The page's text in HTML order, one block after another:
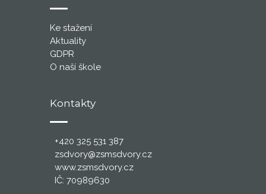
Ke stažení
Aktuality
GDPR
O naší škole
Kontakty
+420 325 531 387
zsdvory@zsmsdvory.cz
www.zsmsdvory.cz
IČ: 70989630